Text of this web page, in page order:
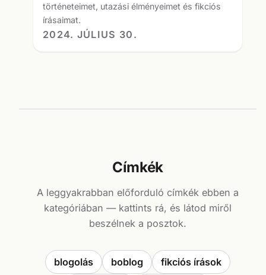
történeteimet, utazási élményeimet és fikciós
írásaimat.
2024. JÚLIUS 30.
Címkék
A leggyakrabban előforduló címkék ebben a
kategóriában — kattints rá, és látod miről
beszélnek a posztok.
blogolás boblog
fikciós írások